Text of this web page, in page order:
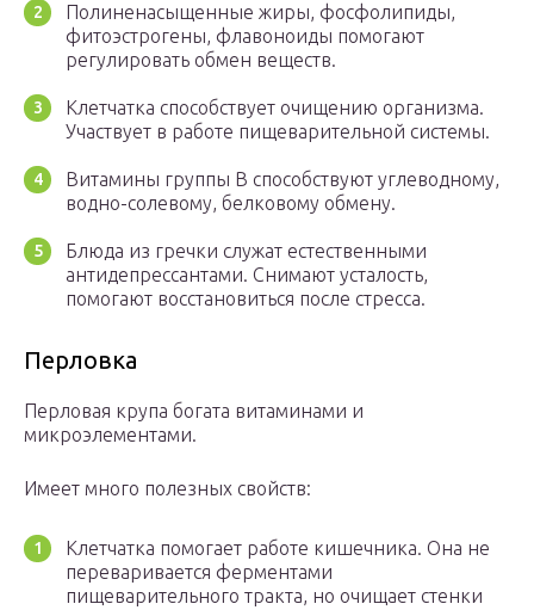
Полиненасыщенные жиры, фосфолипиды,
фитоэстрогены, флавоноиды помогают
регулировать обмен веществ.
Клетчатка способствует очищению организма.
Участвует в работе пищеварительной системы.
Витамины группы В способствуют углеводному,
водно-солевому, белковому обмену.
Блюда из гречки служат естественными
антидепрессантами. Снимают усталость,
помогают восстановиться после стресса.
Перловка
Перловая крупа богата витаминами и
микроэлементами.
Имеет много полезных свойств:
Клетчатка помогает работе кишечника. Она не
переваривается ферментами
пищеварительного тракта, но очищает стенки